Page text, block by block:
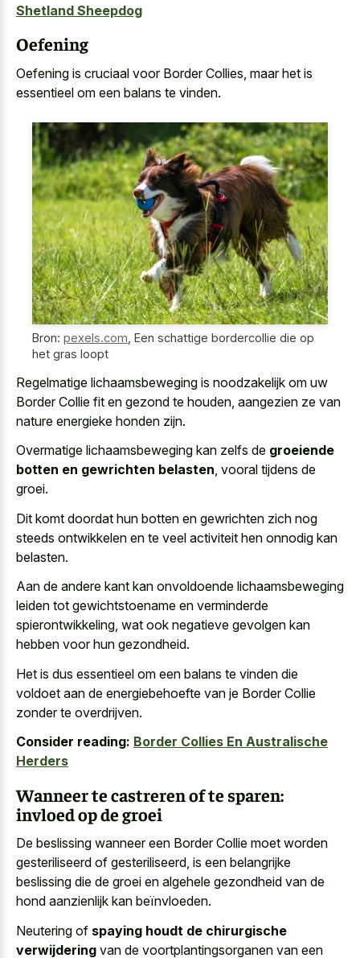
Shetland Sheepdog
Oefening
Oefening is cruciaal voor Border Collies, maar het is
essentieel om een balans te vinden.
Bron: pexels.com Een schattige bordercollie die op
het gras loopt
Regelmatige lichaamsbeweging is noodzakelijk om uw
Border Collie fit en gezond te houden, aangezien ze van
nature energieke honden zijn.
Overmatige lichaamsbeweging kan zelfs de groeiende
botten en gewrichten belasten, vooral tijdens de
groei.
Dit komt doordat hun botten en gewrichten zich nog
steeds ontwikkelen en te veel activiteit hen onnodig kan
belasten.
Aan de andere kant kan onvoldoende lichaamsbeweging
leiden tot gewichtstoename en verminderde
spierontwikkeling, wat ook negatieve gevolgen kan
hebben voor hun gezondheid.
Het is dus essentieel om een balans te vinden die
voldoet aan de energiebehoefte van je Border Collie
zonder te overdrijven.
Consider reading: Border Collies En Australische
Herders
Wanneer te castreren of te sparen:
invloed op de groei
De beslissing wanneer een Border Collie moet worden
gesteriliseerd of gesteriliseerd, is een belangrijke
beslissing die de groei en algehele gezondheid van de
hond aanzienlijk kan beïnvloeden.
Neutering of spaying houdt de chirurgische
verwijdering van de voortplantingsorganen van een